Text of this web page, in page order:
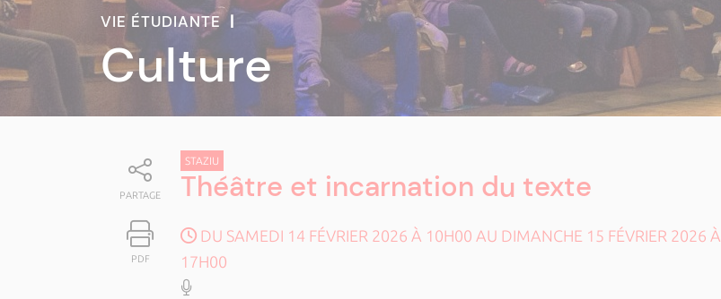
VIE ÉTUDIANTE |
Culture
PARTAGE
PDF
STAZIU
Théâtre et incarnation du texte
DU SAMEDI 14 FÉVRIER 2026 À 10H00 AU DIMANCHE 15 FÉVRIER 2026 À
17H00